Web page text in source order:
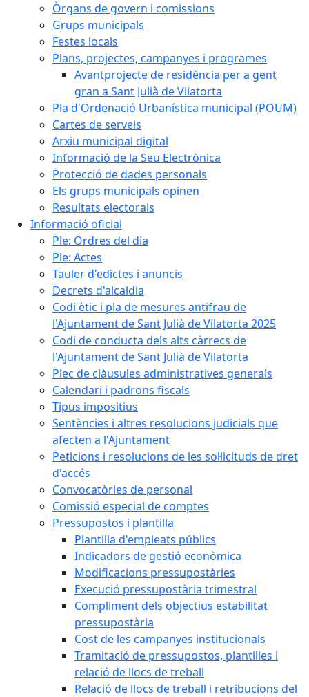
Òrgans de govern i comissions
Grups municipals
Festes locals
Plans, projectes, campanyes i programes
Avantprojecte de residència per a gent
gran a Sant Julià de Vilatorta
Pla d'Ordenació Urbanística municipal (POUM)
Cartes de serveis
Arxiu municipal digital
Informació de la Seu Electrònica
Protecció de dades personals
Els grups municipals opinen
Resultats electorals
Informació oficial
Ple: Ordres del dia
Ple: Actes
Tauler d'edictes i anuncis
Decrets d'alcaldia
Codi ètic i pla de mesures antifrau de
l'Ajuntament de Sant Julià de Vilatorta 2025
Codi de conducta dels alts càrrecs de
l'Ajuntament de Sant Julià de Vilatorta
Plec de clàusules administratives generals
Calendari i padrons fiscals
Tipus impositius
Sentències i altres resolucions judicials que
afecten a l'Ajuntament
Peticions i resolucions de les sol·licituds de dret
d'accés
Convocatòries de personal
Comissió especial de comptes
Pressupostos i plantilla
Plantilla d'empleats públics
Indicadors de gestió econòmica
Modificacions pressupostàries
Execució pressupostària trimestral
Compliment dels objectius estabilitat
pressupostària
Cost de les campanyes institucionals
Tramitació de pressupostos, plantilles i
relació de llocs de treball
Relació de llocs de treball i retribucions del